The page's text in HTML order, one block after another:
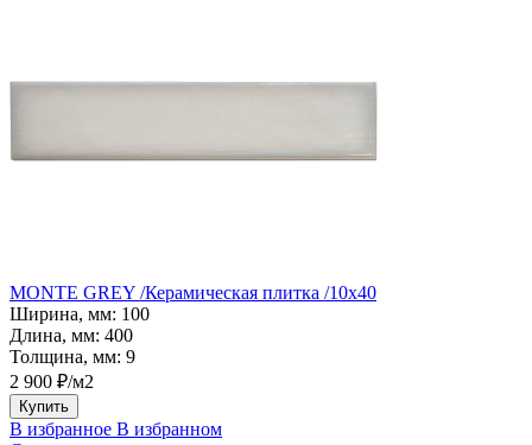
MONTE GREY /Керамическая плитка /10x40
Ширина, мм: 100
Длина, мм: 400
Толщина, мм: 9
2 900 ₽/м2
Купить
В избранное В избранном